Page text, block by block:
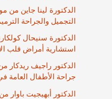
الدكتورة لينا جاين من
التجميل والجراحة
الدكتورة سنيحال
استشارية أمراض قلب
الدكتور راجيف ريدكار
جراحة الأطفال العامة
الدكتور أبهيجيت باوار